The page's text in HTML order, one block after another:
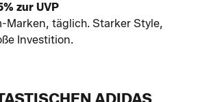
zur UVP
Marken, täglich. Starker Style,
Investition.